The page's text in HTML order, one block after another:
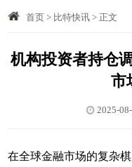
首页> 比特快讯> 正文
机构投资者持仓
市
2025-
在全球金融市场的复杂